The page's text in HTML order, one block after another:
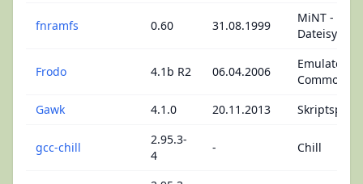
fnramfs 0.60 31.08.1999
MiNT -
Frodo 4.1b R2 06.04.2006
Emulatoren
Commodore
Gawk
4.1.0 20.11.2013
gcc-chill
2.95.3-
4
- Chill